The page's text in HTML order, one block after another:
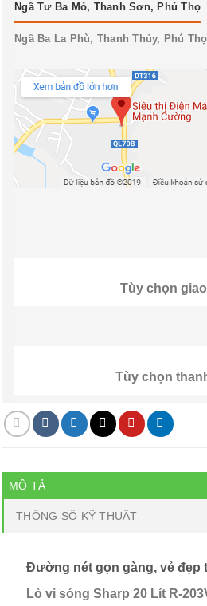
Ngã Tư Ba Mỏ, Thanh Sơn, Phú Thọ
Ngã Ba La Phù, Thanh Thủy, Phú Thọ
Tùy chọn
Tùy chọn
MÔ TẢ
THÔNG SỐ KỸ THUẬT
Đường nét gọn gàng, vẻ đẹp
Lò vi sóng Sharp 20 Lít R-